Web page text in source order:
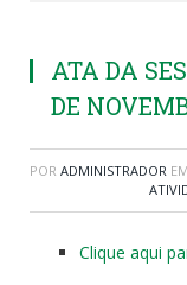
ATA DA
DE
POR ADMINISTRADOR EM
Clique aqui